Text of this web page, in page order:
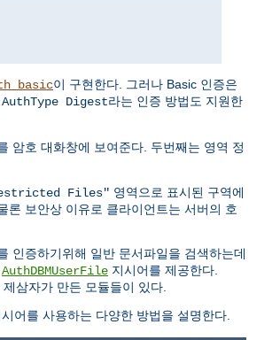
이 구현한다. 그러나 Basic 인증은
AuthType Digest라는 인증 방법도 지원한
암호 대화창에 보여준다. 두번째는 영역 정
Files" 영역으로 표시된 구역에
론 보안상 이유로 클라이언트는 서버의 호
인증하기위해 일반 문서파일을 검색하는데
AuthDBMUserFile 지시어를 제공한다.
삼자가 만든 모듈들이 있다.
시어를 사용하는 다양한 방법을 설명한다.